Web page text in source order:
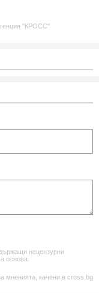
"КРОСС"
нецензурни
основа.
мненията, качени в cross.bg